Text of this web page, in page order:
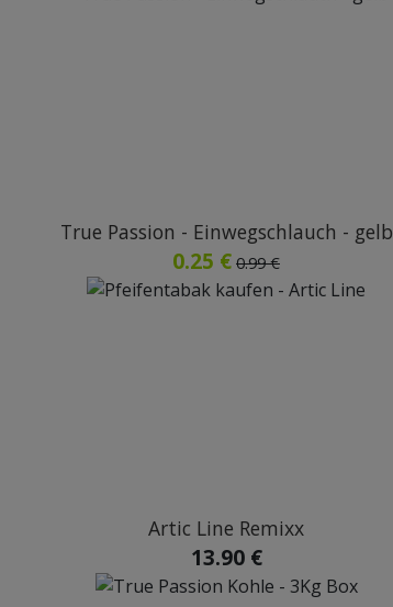
True Passion - Einwegschlauch - gelb
0.25 € 0.99 €
Artic Line Remixx
13.90 €